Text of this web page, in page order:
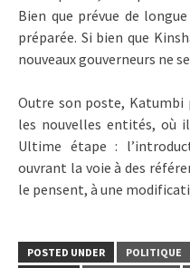
Bien que prévue de
préparée. Si bien que
nouveaux gouverneurs ne
Outre son poste, Katumbi
les nouvelles entités, où
Ultime étape :
ouvrant la voie à des
le pensent, à une
POSTED UNDER
POLITIQUE